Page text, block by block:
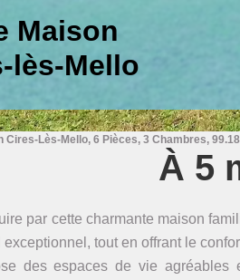
Maison
lès-Mello
Cires-Lès-Mello, 6 Pièces, 3 Chambres, 99.18
À 5
par cette charmante maison
tout en offrant le
des espaces de vie